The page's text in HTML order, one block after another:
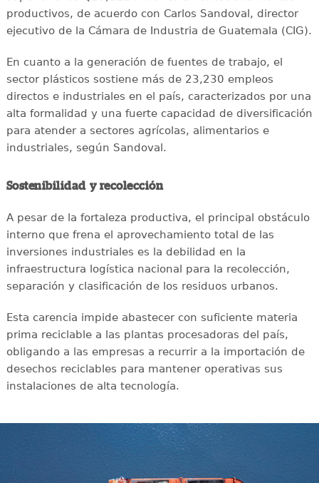
productivos, de acuerdo con Carlos Sandoval, director
ejecutivo de la Cámara de Industria de Guatemala (CIG).
En cuanto a la generación de fuentes de trabajo, el
sector plásticos sostiene más de 23,230 empleos
directos e industriales en el país, caracterizados por una
alta formalidad y una fuerte capacidad de diversificación
para atender a sectores agrícolas, alimentarios e
industriales, según Sandoval.
Sostenibilidad y recolección
A pesar de la fortaleza productiva, el principal obstáculo
interno que frena el aprovechamiento total de las
inversiones industriales es la debilidad en la
infraestructura logística nacional para la recolección,
separación y clasificación de los residuos urbanos.
Esta carencia impide abastecer con suficiente materia
prima reciclable a las plantas procesadoras del país,
obligando a las empresas a recurrir a la importación de
desechos reciclables para mantener operativas sus
instalaciones de alta tecnología.